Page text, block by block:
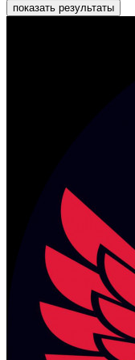
показать результаты